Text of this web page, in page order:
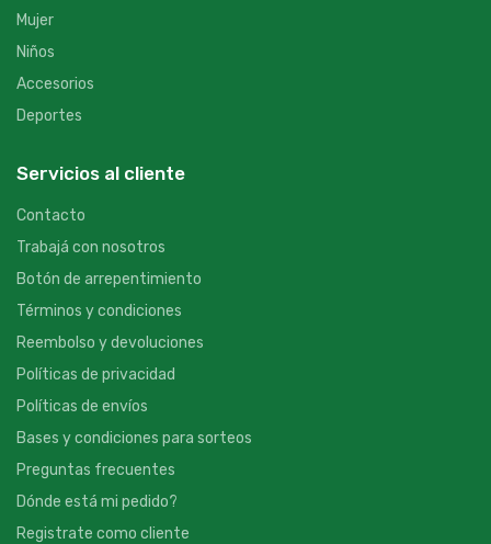
Mujer
Niños
Accesorios
Deportes
Servicios al cliente
Contacto
Trabajá con nosotros
Botón de arrepentimiento
Términos y condiciones
Reembolso y devoluciones
Políticas de privacidad
Políticas de envíos
Bases y condiciones para sorteos
Preguntas frecuentes
Dónde está mi pedido?
Registrate como cliente